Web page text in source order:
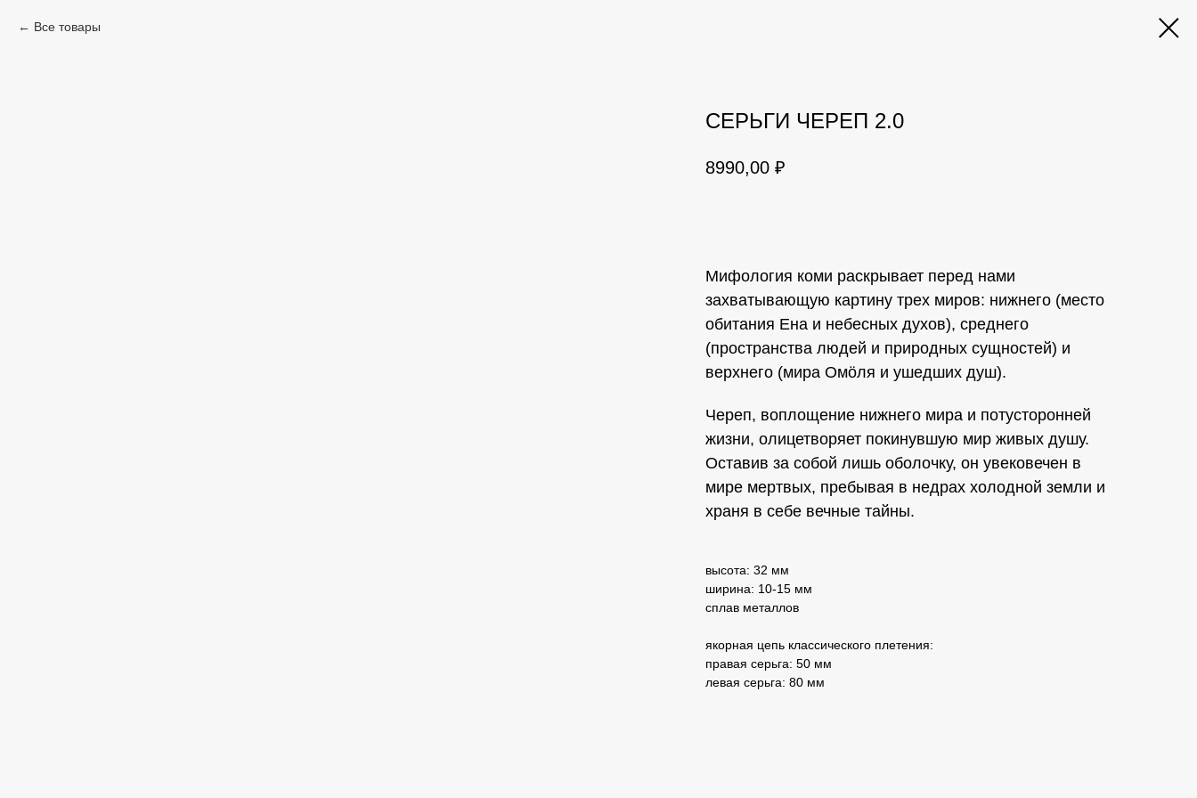
Все товары
СЕРЬГИ ЧЕРЕП 2.0
8990,00 ₽
Мифология коми раскрывает перед нами
захватывающую картину трех миров: нижнего (место
обитания Ена и небесных духов), среднего
(пространства людей и природных сущностей) и
верхнего (мира Омӧля и ушедших душ).
Череп, воплощение нижнего мира и потусторонней
жизни, олицетворяет покинувшую мир живых душу.
Оставив за собой лишь оболочку, он увековечен в
мире мертвых, пребывая в недрах холодной земли и
храня в себе вечные тайны.
высота: 32 мм
ширина: 10-15 мм
сплав металлов
якорная цепь классического плетения:
правая серьга: 50 мм
левая серьга: 80 мм